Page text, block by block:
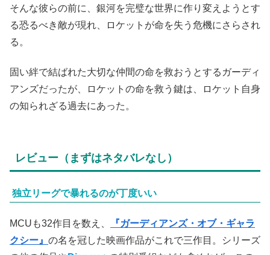
そんな彼らの前に、銀河を完璧な世界に作り変えようとす
る恐るべき敵が現れ、ロケットが命を失う危機にさらされ
る。
固い絆で結ばれた大切な仲間の命を救おうとするガーディ
アンズだったが、ロケットの命を救う鍵は、ロケット自身
の知られざる過去にあった。
レビュー（まずはネタバレなし）
独立リーグで暴れるのが丁度いい
MCUも32作目を数え、
『ガーディアンズ・オブ・ギャラ
クシー』 の名を冠した映画作品がこれで三作目。シリーズ